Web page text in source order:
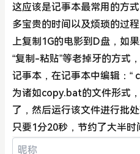
这应该是记事本最常用的方
多宝贵的时间以及烦琐的过
上复制1G的电影到D盘，如
“复制-粘贴”等老掉牙的方式
记事本，在记事本中编辑：“
为诸如copy.bat的文件形式
了，然后运行该文件进行批
只要1分20秒，节约了大半时